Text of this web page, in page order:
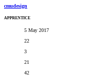
cmudesign
APPRENTICE
5 May 2017
22
3
21
42